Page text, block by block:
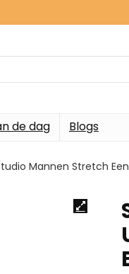
de dag Blogs
Mannen Stretch